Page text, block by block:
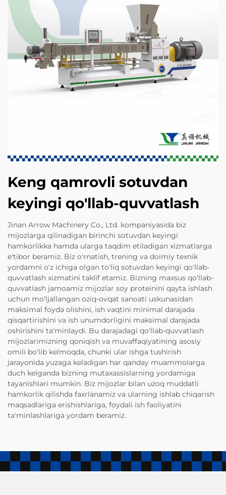
Keng qamrovli sotuvdan
keyingi qo'llab-quvvatlash
Jinan Arrow Machinery Co., Ltd. kompaniyasida biz
mijozlarga qilinadigan birinchi sotuvdan keyingi
hamkorlikka hamda ularga taqdim etiladigan xizmatlarga
e'tibor beramiz. Biz o'rnatish, trening va doimiy texnik
yordamni o'z ichiga olgan to'liq sotuvdan keyingi qo'llab-
quvvatlash xizmatini taklif etamiz. Bizning maxsus qo'llab-
quvvatlash jamoamiz mijozlar soy proteinini qayta ishlash
uchun mo'ljallangan oziq-ovqat sanoati uskunasidan
maksimal foyda olishini, ish vaqtini minimal darajada
qisqartirishini va ish unumdorligini maksimal darajada
oshirishini ta'minlaydi. Bu darajadagi qo'llab-quvvatlash
mijozlarimizning qoniqish va muvaffaqiyatining asosiy
omili bo'lib kelmoqda, chunki ular ishga tushirish
jarayonida yuzaga keladigan har qanday muammolarga
duch kelganda bizning mutaxassislarning yordamiga
tayanishlari mumkin. Biz mijozlar bilan uzoq muddatli
hamkorlik qilishda faxrlanamiz va ularning ishlab chiqarish
maqsadlariga erishishlariga, foydali ish faoliyatini
ta'minlashlariga yordam beramiz.